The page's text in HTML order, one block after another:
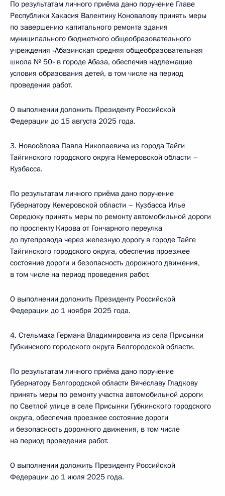
По результатам личного приёма дано поручение Главе
Республики Хакасия Валентину Коновалову принять меры
по завершению капитального ремонта здания
муниципального бюджетного общеобразовательного
учреждения «Абазинская средняя общеобразовательная
школа № 50» в городе Абаза, обеспечив надлежащие
условия образования детей, в том числе на период
проведения работ.
О выполнении доложить Президенту Российской
Федерации до 15 августа 2025 года.
3. Новосёлова Павла Николаевича из города Тайги
Тайгинского городского округа Кемеровской области –
Кузбасса.
По результатам личного приёма дано поручение
Губернатору Кемеровской области – Кузбасса Илье
Середюку принять меры по ремонту автомобильной дороги
по проспекту Кирова от Гончарного переулка
до путепровода через железную дорогу в городе Тайге
Тайгинского городского округа, обеспечив проезжее
состояние дороги и безопасность дорожного движения,
в том числе на период проведения работ.
О выполнении доложить Президенту Российской
Федерации до 1 ноября 2025 года.
4. Стельмаха Германа Владимировича из села Присынки
Губкинского городского округа Белгородской области.
По результатам личного приёма дано поручение
Губернатору Белгородской области Вячеславу Гладкову
принять меры по ремонту участка автомобильной дороги
по Светлой улице в селе Присынки Губкинского городского
округа, обеспечив проезжее состояние дороги
и безопасность дорожного движения, в том числе
на период проведения работ.
О выполнении доложить Президенту Российской
Федерации до 1 июля 2025 года.